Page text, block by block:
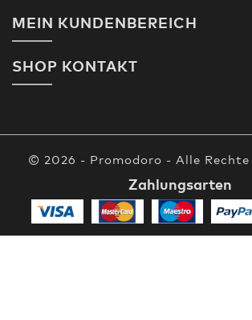
MEIN KUNDENBEREICH
SHOP KONTAKT
© 2026 - Promodoro - Alle
Zahlungsarten